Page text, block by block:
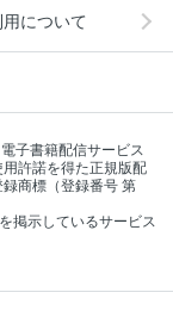
について
子書籍配信サービス
許諾を得た正規版配
商標（登録番号 第
掲示しているサービス